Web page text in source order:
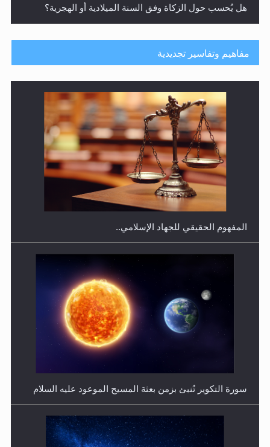
هل يُحسب حول الزكاة وفق السنة الميلادية أو الهجرية؟
هل يجوز فتح مشروع كوافير نسائي للمحجبات وغير
المحجبات؟
فتوى أمير المؤمنين الميرزا مسرور أحمد أيده الله في أطفال
مفاهيم وتفاسير تجديدية
المفهوم الحقيقي للجهاد الإسلامي..
سورة التكوير تُنبئ بزمن بعثة المسيح الموعود عليه السلام